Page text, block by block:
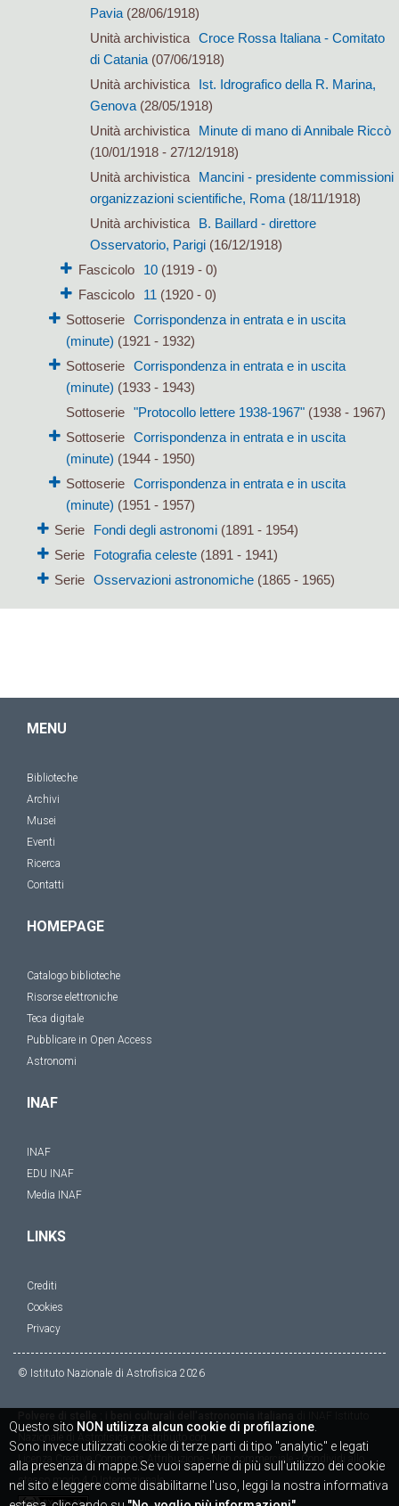
Pavia(28/06/1918)
Unità archivistica Croce Rossa Italiana - Comitato
di Catania(07/06/1918)
Unità archivistica
Ist. Idrografico della R. Marina,
Genova(28/05/1918)
Unità archivistica
Minute di mano di Annibale Riccò
(10/01/1918 - 27/12/1918)
Unità archivistica
Mancini - presidente commissioni
organizzazioni scientifiche, Roma(18/11/1918)
Unità archivistica
B. Baillard - direttore
Osservatorio, Parigi(16/12/1918)
Fascicolo
10(1919 - 0)
Fascicolo
11 (1920 - 0)
Sottoserie
Corrispondenza in entrata e in uscita
(minute) (1921 - 1932)
Sottoserie
Corrispondenza in entrata e in uscita
(minute) (1933 - 1943)
Sottoserie
"Protocollo lettere 1938-1967" (1938 - 1967)
Sottoserie
Corrispondenza in entrata e in uscita
(minute) (1944 - 1950)
Sottoserie
Corrispondenza in entrata e in uscita
(minute) (1951 - 1957)
Serie
Fondi degli astronomi(1891 - 1954)
Serie
Fotografia celeste(1891 - 1941)
Serie Osservazioni astronomiche(1865 - 1965)
MENU
Biblioteche
Archivi
Musei
Eventi
Ricerca
Contatti
HOMEPAGE
Catalogo biblioteche
Risorse elettroniche
Teca digitale
Pubblicare in Open Access
Astronomi
INAF
INAF
EDU INAF
Media INAF
LINKS
Crediti
Cookies
Privacy
© Istituto Nazionale di Astrofisica 2026
Licenza
Creative Commons Attribuzione - Non commerciale - Condividi allo
stesso modo 4.0 Internazionale
Questo sito NON utilizza alcun cookie di profilazione
Sono invece utilizzati cookie di terze parti di tipo "analytic" e legati
alla presenza di mappe.Se vuoi saperne di più sull'utilizzo dei cookie
nel sito e leggere come disabilitarne l'uso, leggi la nostra informativa